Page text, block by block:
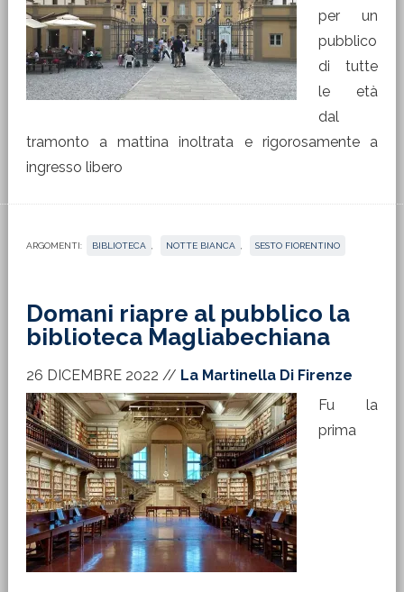
per un
pubblico
di tutte
le età
dal
tramonto a mattina inoltrata e rigorosamente a
ingresso libero
ARGOMENTI: BIBLIOTECA NOTTE BIANCA SESTO FIORENTINO
Domani riapre al pubblico la
biblioteca Magliabechiana
26 DICEMBRE 2022 // La Martinella Di Firenze
Fu la
prima